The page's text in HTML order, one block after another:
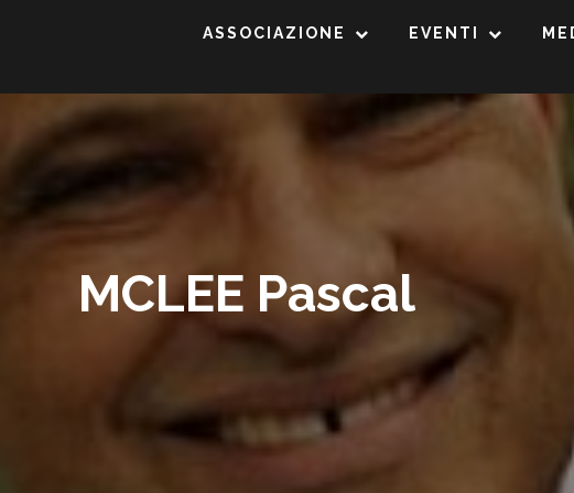
ASSOCIAZIONE EVENTI
MCLEE Pascal